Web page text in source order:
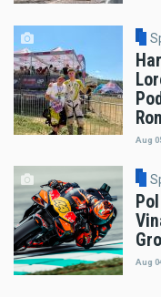
Aug
Aug